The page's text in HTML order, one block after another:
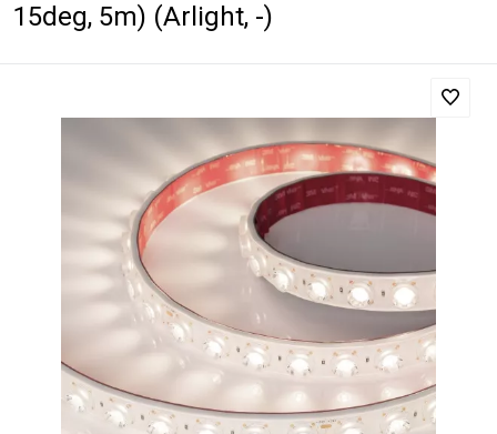
15deg, 5m) (Arlight, -)